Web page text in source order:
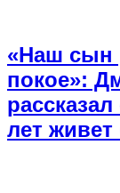
«Наш сын
покое»:
лет